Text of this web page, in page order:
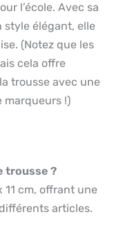
l’école. Avec sa
style élégant, elle
(Notez que les
cela offre
trousse avec une
marqueurs !)
trousse ?
11 cm, offrant une
articles.